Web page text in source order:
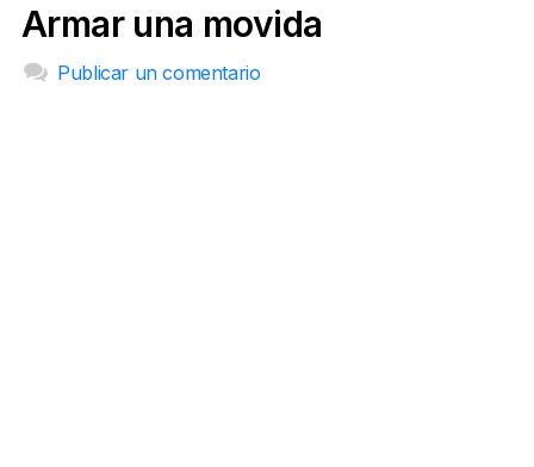
Armar una movida
Publicar un comentario